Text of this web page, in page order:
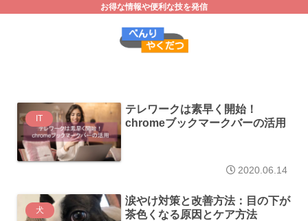
お得な情報や便利な技を発信
IT
テレワークは素早く開始！
chromeブックマークバーの活用
2020.06.14
犬
涙やけ対策と改善方法：目の下が
茶色くなる原因とケア方法